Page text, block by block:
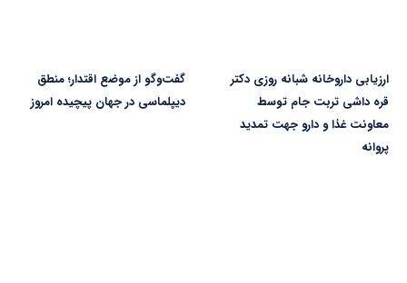
ارزیابی داروخانه شبانه روزی دکتر
قره داشی تربت جام توسط
معاونت غذا و دارو جهت تمدید
پروانه
گفت‌وگو از موضع اقتدار؛ منطق
دیپلماسی در جهان پیچیده امروز